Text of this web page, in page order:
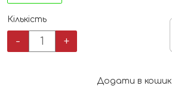
Кількість
-
Чоловічок+
Додати в кошик